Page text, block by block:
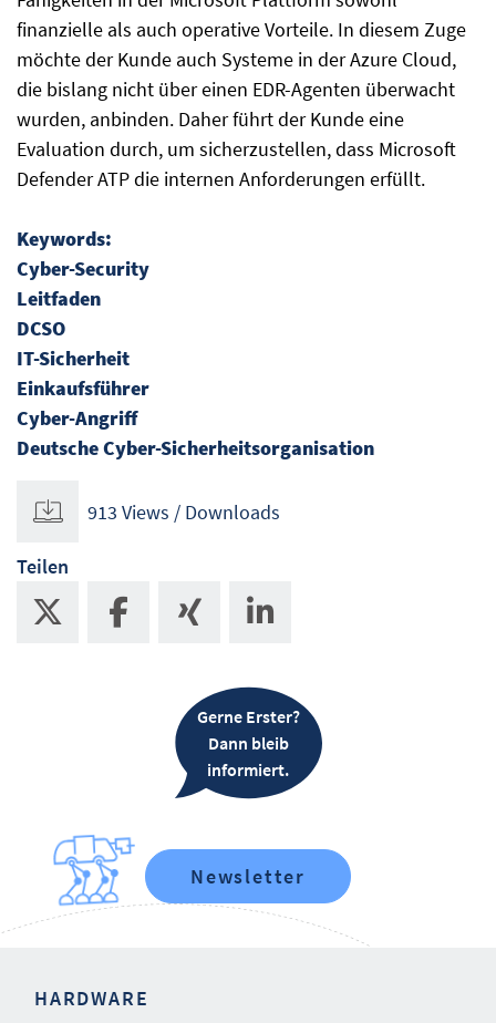
finanzielle als auch operative Vorteile. In diesem Zuge
möchte der Kunde auch Systeme in der Azure Cloud,
die bislang nicht über einen EDR-Agenten überwacht
wurden, anbinden. Daher führt der Kunde eine
Evaluation durch, um sicherzustellen, dass Microsoft
Defender ATP die internen Anforderungen erfüllt.
Keywords:
Cyber-Security
Leitfaden
DCSO
IT-Sicherheit
Einkaufsführer
Cyber-Angriff
Deutsche Cyber-Sicherheitsorganisation
913 Views / Downloads
Teilen
Gerne Erster?
Dann bleib
informiert.
Newsletter
HARDWARE